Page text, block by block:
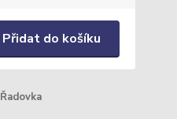
Přidat do košíku
Řadovka